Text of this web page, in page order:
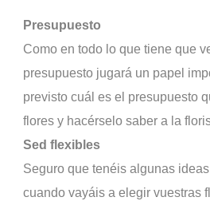
Presupuesto
Como en todo lo que tiene que
presupuesto jugará un papel
previsto cuál es el presupuesto
flores y hacérselo saber a la
Sed flexibles
Seguro que tenéis algunas
cuando vayáis a elegir vuestras